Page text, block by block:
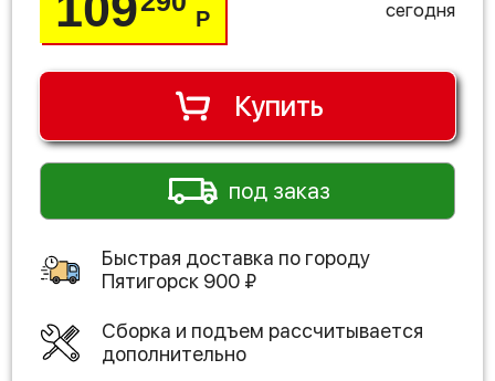
Р
сегодня
Купить
под заказ
Быстрая доставка по городу
Пятигорск 900 ₽
Сборка и подъем рассчитывается
дополнительно